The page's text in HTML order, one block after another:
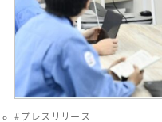
プレスリリース